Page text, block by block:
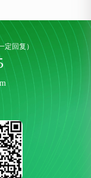
定回复）